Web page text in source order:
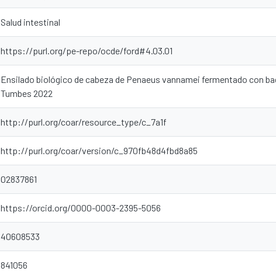
Salud intestinal
https://purl.org/pe-repo/ocde/ford#4.03.01
Ensilado biológico de cabeza de Penaeus vannamei fermentado con
Tumbes 2022
http://purl.org/coar/resource_type/c_7a1f
http://purl.org/coar/version/c_970fb48d4fbd8a85
02837861
https://orcid.org/0000-0003-2395-5056
40608533
841056